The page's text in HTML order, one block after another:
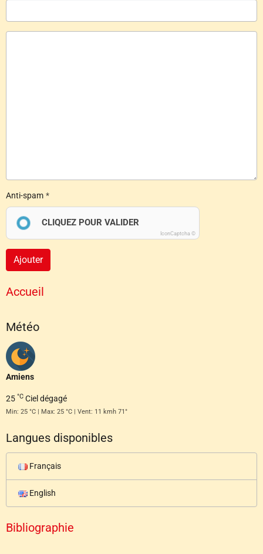
Anti-spam
CLIQUEZ POUR VALIDER
IconCaptcha ©
Ajouter
Accueil
Météo
Amiens
25 °C Ciel dégagé
Min: 25 °C | Max: 25 °C | Vent: 11 kmh 71°
Langues disponibles
Français
English
Bibliographie